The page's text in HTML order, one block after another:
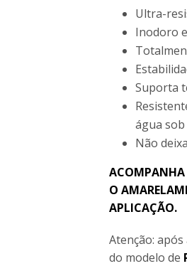
Ultra-
Inodoro
Suporta
água
Não
ACOMPANHA
O
APLICAÇÃO.
Atenção:
do modelo de